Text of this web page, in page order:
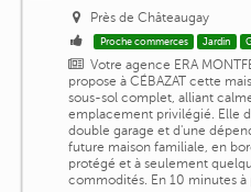
Près de Châteaugay
Proche commerces Jardin
Votre agence ERA
propose à CÉBAZAT cette
sous-sol complet, alliant
emplacement privilégié. Elle
double garage et d'une
future maison familiale, en
protégé et à seulement
commodités. En 10 minutes à